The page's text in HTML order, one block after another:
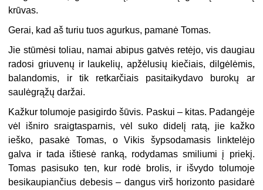
krūvas.
Gerai, kad aš turiu tuos agurkus, pamanė Tomas.
Jie stūmėsi toliau, namai abipus gatvės retėjo, vis daugiau
radosi griuvenų ir laukelių, apžėlusių kiečiais, dilgėlėmis,
balandomis, ir tik retkarčiais pasitaikydavo burokų ar
saulėgrąžų daržai.
Kažkur tolumoje pasigirdo šūvis. Paskui – kitas. Padangėje
vėl išniro sraigtasparnis, vėl suko didelį ratą, jie kažko
ieško, pasakė Tomas, o Vikis šypsodamasis linktelėjo
galva ir tada ištiesė ranką, rodydamas smiliumi į priekį.
Tomas pasisuko ten, kur rodė brolis, ir išvydo tolumoje
besikaupiančius debesis – dangus virš horizonto pasidarė